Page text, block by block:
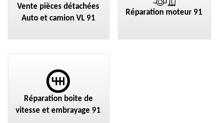
Vente pièces détachées
Auto et camion VL 91
Réparation moteur 91
Réparation boite de
vitesse et embrayage 91